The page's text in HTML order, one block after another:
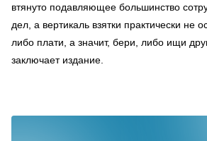
втянуто подавляющее большинство
дел, а вертикаль взятки практически не
либо плати, а значит, бери, либо ищи
заключает издание.